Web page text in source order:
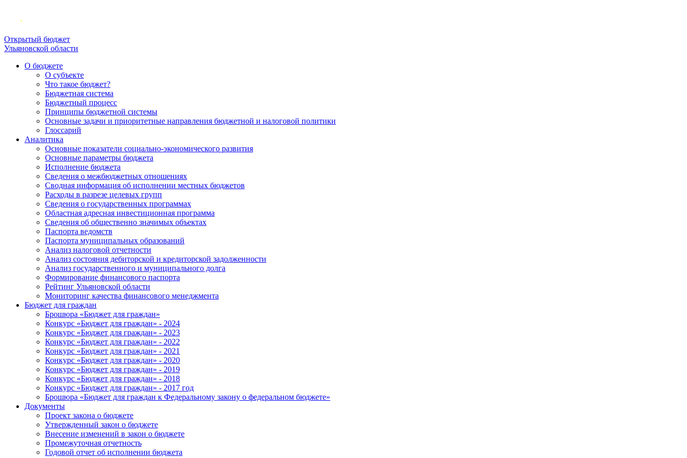
Открытый бюджет
Ульяновской области
О бюджете
О субъекте
Что такое бюджет?
Бюджетная система
Бюджетный процесс
Принципы бюджетной системы
Основные задачи и приоритетные направления бюджетной и налоговой политики
Глоссарий
Аналитика
Основные показатели социально-экономического развития
Основные параметры бюджета
Исполнение бюджета
Сведения о межбюджетных отношениях
Сводная информация об исполнении местных бюджетов
Расходы в разрезе целевых групп
Сведения о государственных программах
Областная адресная инвестиционная программа
Сведения об общественно значимых объектах
Паспорта ведомств
Паспорта муниципальных образований
Анализ налоговой отчетности
Анализ состояния дебиторской и кредиторской задолженности
Анализ государственного и муниципального долга
Формирование финансового паспорта
Рейтинг Ульяновской области
Мониторинг качества финансового менеджмента
Бюджет для граждан
Брошюра «Бюджет для граждан»
Конкурс «Бюджет для граждан» - 2024
Конкурс «Бюджет для граждан» - 2023
Конкурс «Бюджет для граждан» - 2022
Конкурс «Бюджет для граждан» - 2021
Конкурс «Бюджет для граждан» - 2020
Конкурс «Бюджет для граждан» - 2019
Конкурс «Бюджет для граждан» - 2018
Конкурс «Бюджет для граждан» - 2017 год
Брошюра «Бюджет для граждан к Федеральному закону о федеральном бюджете»
Документы
Проект закона о бюджете
Утвержденный закон о бюджете
Внесение изменений в закон о бюджете
Промежуточная отчетность
Годовой отчет об исполнении бюджета